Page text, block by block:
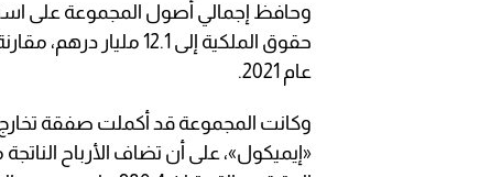
عام 2021.
«إيميكول»، على أن تضاف الأرباح